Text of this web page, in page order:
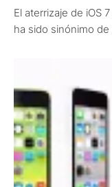
El aterrizaje de iOS
ha sido sinónimo